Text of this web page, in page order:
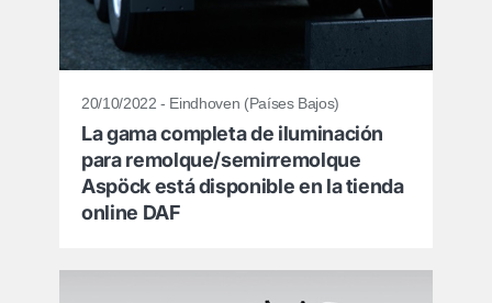
20/10/2022 - Eindhoven (Países Bajos)
La gama completa de iluminación
para remolque/semirremolque
Aspöck está disponible en la tienda
online DAF